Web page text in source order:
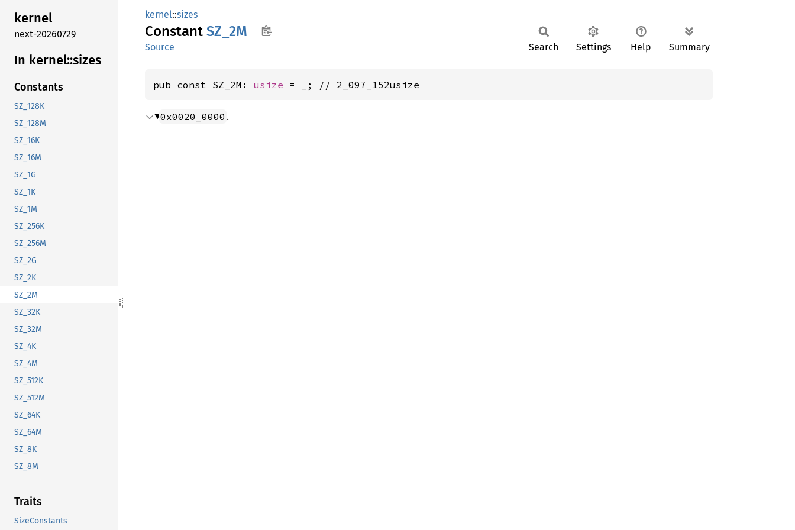
kernel
next-20260729
In kernel::sizes
Constants
SZ_128K
SZ_128M
SZ_16K
SZ_16M
SZ_1G
SZ_1K
SZ_1M
SZ_256K
SZ_256M
SZ_2G
SZ_2K
SZ_2M
SZ_32K
SZ_32M
SZ_4K
SZ_4M
SZ_512K
SZ_512M
SZ_64K
SZ_64M
SZ_8K
SZ_8M
Traits
SizeConstants
kernel::sizes
Constant SZ_2M
Source Search Settings Help Summary
pub const SZ_2M: usize = _; // 2_097_152usize
0x0020_0000 .